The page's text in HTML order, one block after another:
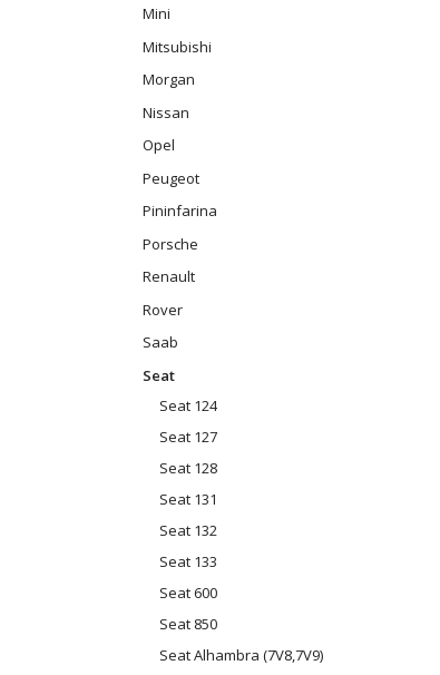
Mini
Mitsubishi
Morgan
Nissan
Opel
Peugeot
Pininfarina
Porsche
Renault
Rover
Saab
Seat
Seat 124
Seat 127
Seat 128
Seat 131
Seat 132
Seat 133
Seat 600
Seat 850
Seat Alhambra (7V8,7V9)